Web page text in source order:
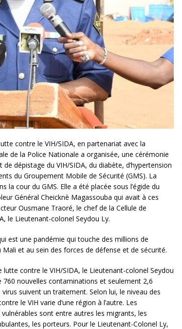
contre le VIH/SIDA, en partenariat avec la
de la Police Nationale a organisée, une cérémonie
dépistage du VIH/SIDA, du diabète, d’hypertension
du Groupement Mobile de Sécurité (GMS). La
la cour du GMS. Elle a été placée sous l’égide du
Général Cheicknè Magassouba qui avait à ces
Ousmane Traoré, le chef de la Cellule de
le Lieutenant-colonel Seydou Ly.
est une pandémie qui touche des millions de
et au sein des forces de défense et de sécurité.
contre le VIH/SIDA, le Lieutenant-colonel Seydou
nouvelles contaminations et seulement 2,6
suivent un traitement. Selon lui, le niveau des
le VIH varie d’une région à l’autre. Les
sont entre autres les migrants, les
les porteurs. Pour le Lieutenant-Colonel Ly,